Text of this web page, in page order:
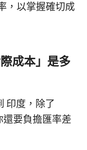
，以掌握確切成
成本」是多
印度，除了
要負擔匯率差